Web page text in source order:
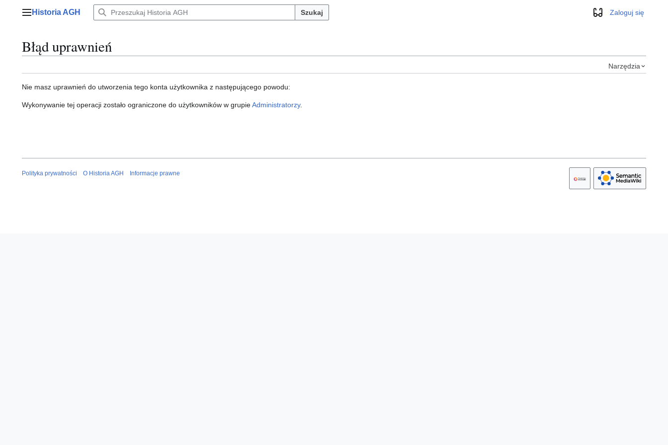
Menu główne
Historia AGH Szukaj WyglądZaloguj się
Błąd uprawnień
Narzędzia
Nie masz uprawnień do utworzenia tego konta użytkownika z następującego powodu:
Wykonywanie tej operacji zostało ograniczone do użytkowników w grupieAdministratorzy.
Polityka prywatności O Historia AGH Informacje prawne